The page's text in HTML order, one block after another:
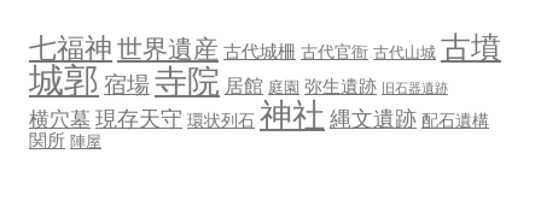
七福神 世界遺産 古代城柵 古代官衙 古代山城 古墳
城郭 宿場寺院 居館 庭園 弥生遺跡 旧石器遺跡
横穴墓 現存天守 環状列石 神社 縄文遺跡 配石遺構
関所 陣屋